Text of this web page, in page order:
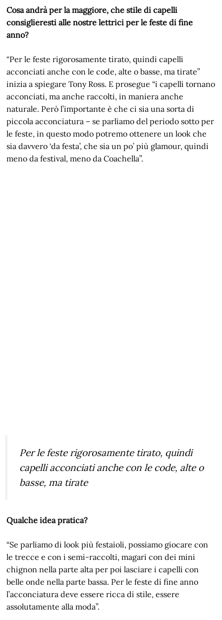
Cosa andrà per la maggiore, che stile di capelli
consiglieresti alle nostre lettrici per le feste di fine
anno?
“Per le feste rigorosamente tirato, quindi capelli
acconciati anche con le code, alte o basse, ma tirate”
inizia a spiegare Tony Ross. E prosegue “i capelli tornano
acconciati, ma anche raccolti, in maniera anche
naturale. Però l’importante è che ci sia una sorta di
piccola acconciatura – se parliamo del periodo sotto per
le feste, in questo modo potremo ottenere un look che
sia davvero ‘da festa’, che sia un po’ più glamour, quindi
meno da festival, meno da Coachella”.
Per le feste rigorosamente tirato, quindi
capelli acconciati anche con le code, alte o
basse, ma tirate
Qualche idea pratica?
“Se parliamo di look più festaioli, possiamo giocare con
le trecce e con i semi-raccolti, magari con dei mini
chignon nella parte alta per poi lasciare i capelli con
belle onde nella parte bassa. Per le feste di fine anno
l’acconciatura deve essere ricca di stile, essere
assolutamente alla moda”.